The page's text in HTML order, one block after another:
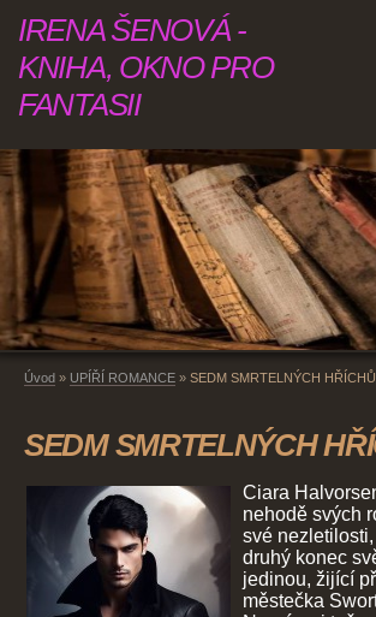
IRENA ŠENOVÁ -
KNIHA, OKNO PRO
FANTASII
Úvod » UPÍŘÍ ROMANCE » SEDM SMRTELNÝCH HŘÍCHŮ
SEDM SMRTELNÝCH
Ciara
nehodě svých
své
druhý konec
jedinou, žijící
městečka